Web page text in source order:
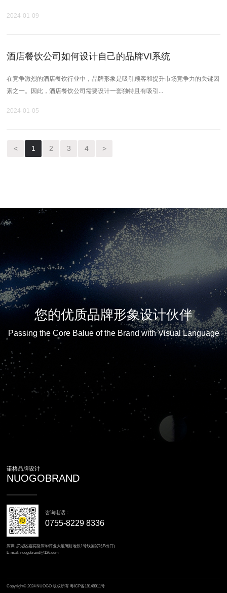
2024-01-09
酒店餐饮公司如何设计自己的品牌VI系统
在竞争激烈的酒店餐饮行业中，品牌形象是吸引顾客和提升市场竞争力的关键因
素之一。因此，酒店餐饮公司需要设计一套独特且有吸引...
2024-01-05
< 1 2 3 4 >
您的优质品牌形象设计伙伴
Passing the Core Balue of the Brand with Visual Language
诺格品牌设计
NUOGOBRAND
咨询电话：
0755-8229 8336
深圳·罗湖区嘉宾路深华商业大厦9楼(地铁1号线国贸站B出口)
E-mail: nuogobrand@126.com
Copyright© 2024 NUOGO 版权所有粤ICP备18148911号